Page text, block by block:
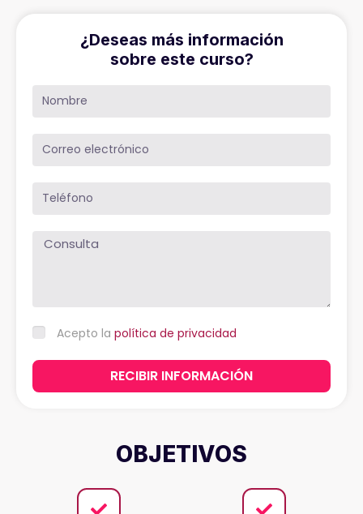
¿Deseas más información
sobre este curso?
Acepto la política de privacidad
RECIBIR INFORMACIÓN
OBJETIVOS